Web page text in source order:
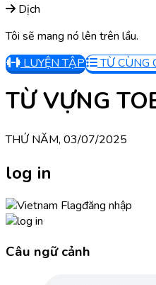
Dịch
Tôi sẽ mang nó lên trên lầu.
LUYỆN TẬP
TỪ CÙNG
TỪ VỰNG
THỨ NĂM, 03/07/2025
log in
đăng nhập
Câu ngữ cảnh